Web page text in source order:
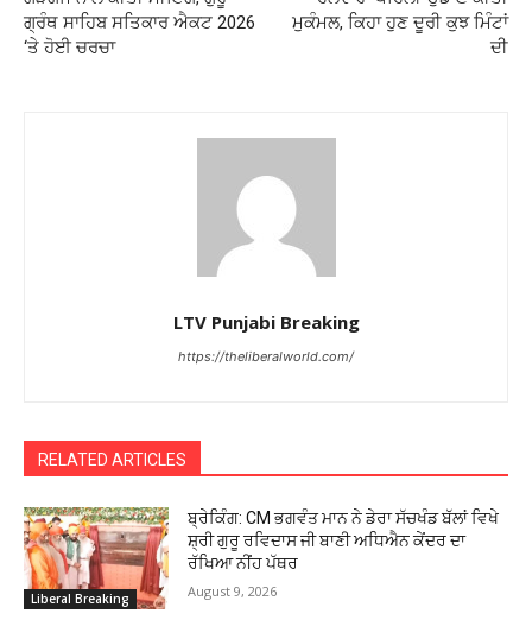
ਗ੍ਰੰਥ ਸਾਹਿਬ ਸਤਿਕਾਰ ਐਕਟ 2026
‘ਤੇ ਹੋਈ ਚਰਚਾ
ਮੁਕੰਮਲ, ਕਿਹਾ ਹੁਣ ਦੂਰੀ ਕੁਝ ਮਿੰਟਾਂ
ਦੀ
LTV Punjabi Breaking
https://theliberalworld.com/
RELATED ARTICLES
Liberal Breaking
ਬ੍ਰੇਕਿੰਗ: CM ਭਗਵੰਤ ਮਾਨ ਨੇ ਡੇਰਾ ਸੱਚਖੰਡ ਬੱਲਾਂ ਵਿਖੇ
ਸ਼੍ਰੀ ਗੁਰੂ ਰਵਿਦਾਸ ਜੀ ਬਾਣੀ ਅਧਿਐਨ ਕੇਂਦਰ ਦਾ
ਰੱਖਿਆ ਨੀਂਹ ਪੱਥਰ
August 9, 2026